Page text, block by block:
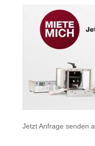
Jetzt Anfrage senden